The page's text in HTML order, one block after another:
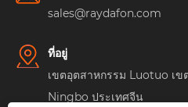
sales@raydafon.com
ที่อยู่
เขตอุตสาหกรรม Luotuo เข
Ningbo ประเทศจีน